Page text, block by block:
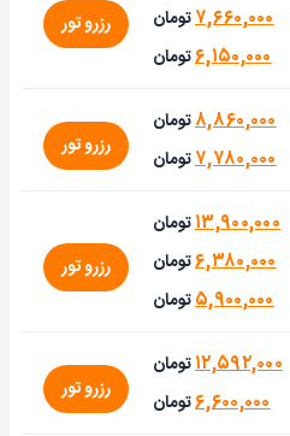
۷,۶۶۰,۰۰۰تومان
۶,۱۵۰,۰۰۰تومان
رزرو تور
۸,۸۶۰,۰۰۰تومان
۷,۷۸۰,۰۰۰تومان رزرو تور
۱۳,۹۰۰,۰۰۰تومان
۶,۳۸۰,۰۰۰تومان
۵,۹۰۰,۰۰۰تومان
رزرو تور
۱۲,۵۹۲,۰۰۰تومان
۶,۶۰۰,۰۰۰تومان رزرو تور